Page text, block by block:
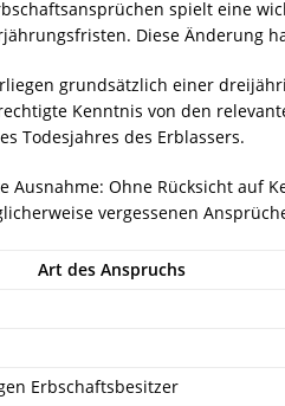
spielt eine
Diese Änderung
grundsätzlich einer
Kenntnis von den
Todesjahres des Erblassers.
Ausnahme: Ohne Rücksicht auf
vergessenen
Art des Anspruchs
Erbschaftsbesitzer